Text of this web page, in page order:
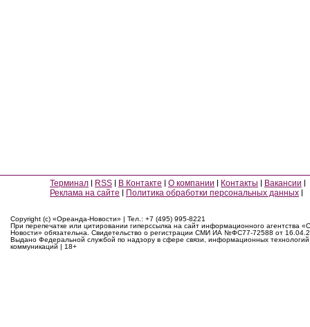
Терминал RSS В Контакте О компании Контакты
Вакансии
Реклама на сайте
Политика обработки персональных данных
Copyright (c) «Ореанда-Новости» | Тел.: +7 (495) 995-8221
При перепечатке или цитировании гиперссылка на сайт информационного агентства
Новости» обязательна. Свидетельство о регистрации СМИ ИА №ФС77-72588 от
Выдано Федеральной службой по надзору в сфере связи, информационных
коммуникаций | 18+